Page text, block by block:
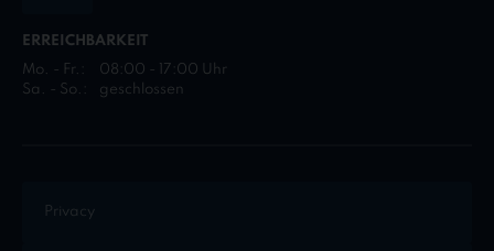
ERREICHBARKEIT
Mo. - Fr.:
08:00 - 17:00 Uhr
Sa. - So.:
geschlossen
Privacy